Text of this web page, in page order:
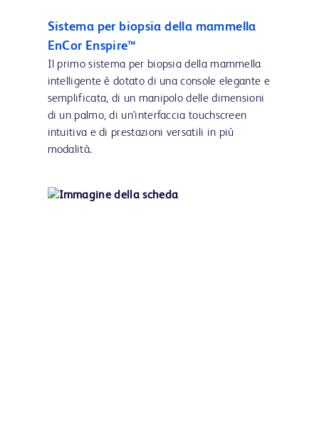
Sistema per biopsia della mammella
EnCor Enspire™
Il primo sistema per biopsia della mammella
intelligente è dotato di una console elegante e
semplificata, di un manipolo delle dimensioni
di un palmo, di un'interfaccia touchscreen
intuitiva e di prestazioni versatili in più
modalità.